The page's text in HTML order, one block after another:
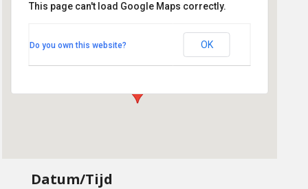
Geloofsgemeenschap Sint
Kerklaan 22 - Hoogland
This page can't load Google Maps correctly.
Do you own this website? OK
Datum/Tijd